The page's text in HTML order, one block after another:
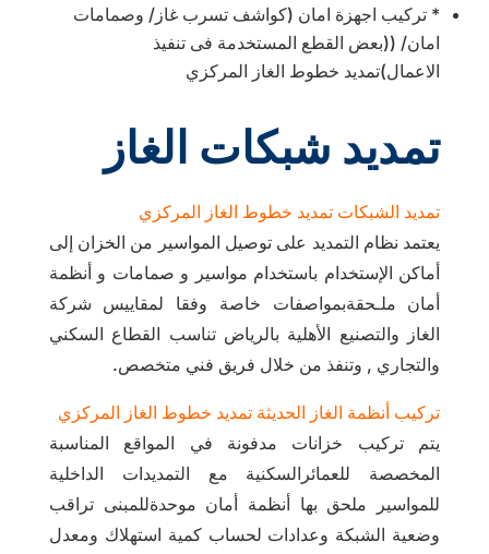
* تركيب اجهزة امان (كواشف تسرب غاز/ وصمامات
امان/ ((بعض القطع المستخدمة فى تنفيذ
الاعمال)تمديد خطوط الغاز المركزي
تمديد شبكات الغاز
تمديد الشبكات تمديد خطوط الغاز المركزي
يعتمد نظام التمديد على توصيل المواسير من الخزان إلى
أماكن الإستخدام باستخدام مواسير و صمامات و أنظمة
أمان ملـحقةبمواصفات خاصة وفقا لمقاييس شركة
الغاز والتصنيع الأهلية بالرياض تناسب القطاع السكني
والتجاري , وتنفذ من خلال فريق فني متخصص.
تركيب أنظمة الغاز الحديثة تمديد خطوط الغاز المركزي
يتم تركيب خزانات مدفونة في المواقع المناسبة
المخصصة للعمائرالسكنية مع التمديدات الداخلية
للمواسير ملحق بها أنظمة أمان موحدةللمبنى تراقب
وضعية الشبكة وعدادات لحساب كمية استهلاك ومعدل